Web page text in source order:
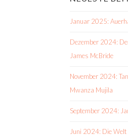
Januar 2025:
Dezember 2024:
James McBride
November 2024:
Mwanza Mujila
September 2024:
Juni 2024: Die